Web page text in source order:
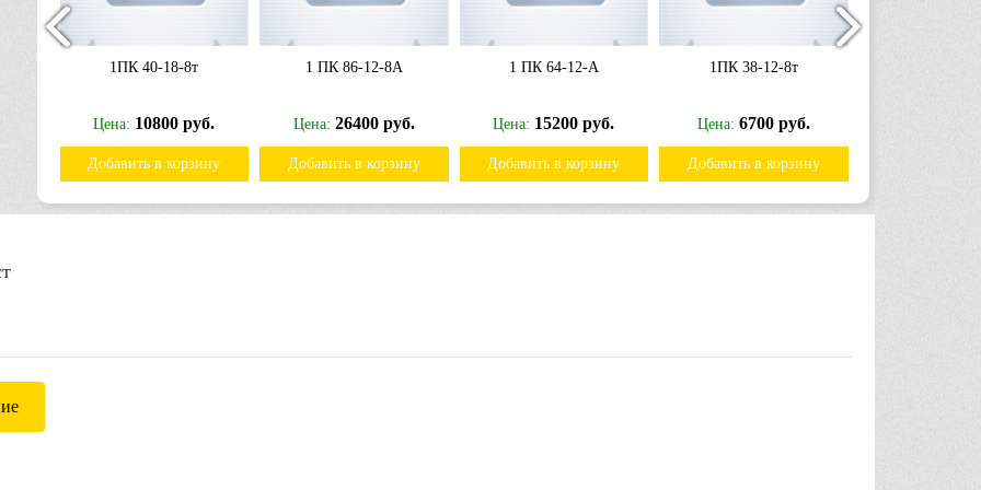
1ПК 40-18-8т
Цена: 10800 руб.
Добавить в корзину
1 ПК 86-12-8А
Цена: 26400 руб.
Добавить в корзину
1 ПК 64-12-А
Цена: 15200 руб.
Добавить в корзину
1ПК 38-12-8т
Цена: 6700 руб.
Добавить в корзину